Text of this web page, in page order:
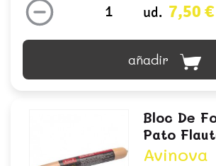
ud. 7,50 €
añadir
Bloc De
Pato
Avinova